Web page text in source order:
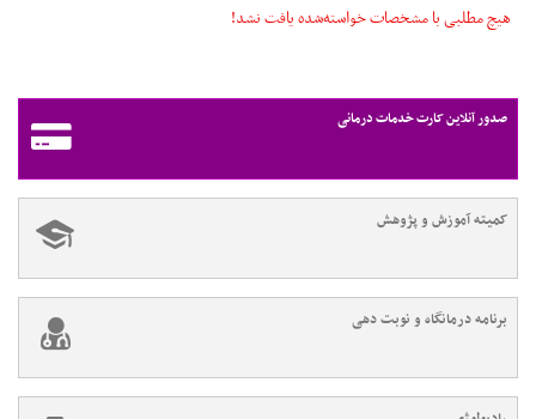
هیچ مطلبی با مشخصات خواسته‌شده یافت نشد!
صدور آنلاین کارت خدمات درمانی
کمیته آموزش و پژوهش
برنامه درمانگاه و نوبت دهی